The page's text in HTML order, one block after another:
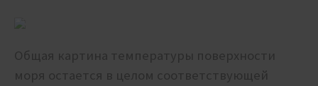
Общая картина температуры поверхности
моря остается в целом соответствующей